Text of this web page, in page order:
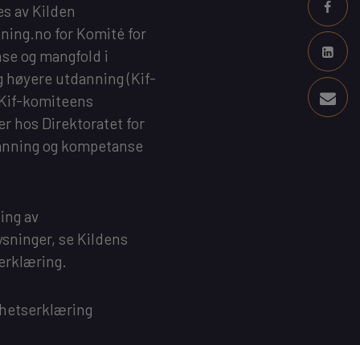
av Kilden
for Komité for
og mangfold i
høyere utdanning(Kif-
komiteens
hos Direktoratet for
og kompetanse
av
se Kildens
.